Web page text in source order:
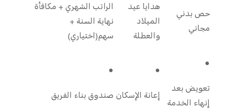
حص بدني
مجاني
هدايا عيد
الميلاد
والعطلة
الراتب الشهري + مكافأة
نهاية السنة +
سهم(اختياري)
●
تعويضبعد
إنهاء الخدمة
●
إعانة الإسكان
●
صندوق بناء الفريق